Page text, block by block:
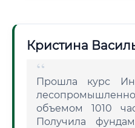
Кристина
Прошла курс
объемом 1010
Получила